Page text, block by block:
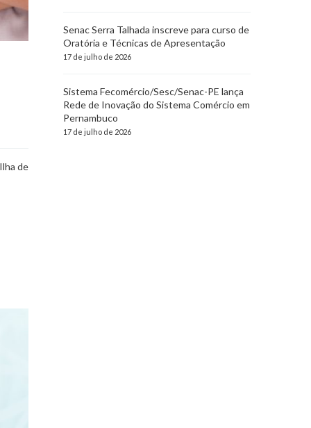
de
Senac Serra Talhada inscreve para curso de
Oratória e Técnicas de Apresentação
17 de julho de 2026
Sistema Fecomércio/Sesc/Senac-PE lança
Rede de Inovação do Sistema Comércio em
Pernambuco
17 de julho de 2026